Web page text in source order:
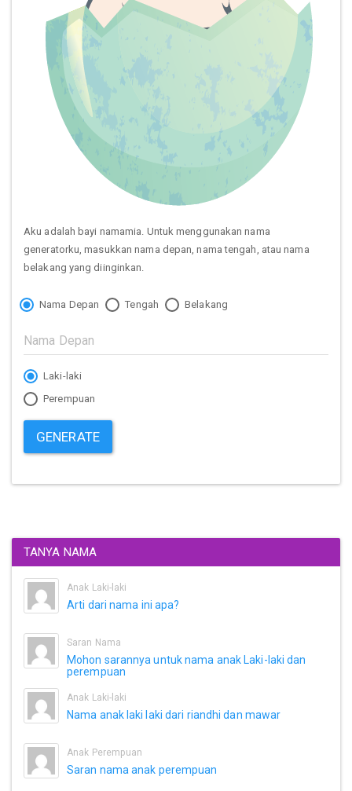
Aku adalah bayi namamia. Untuk menggunakan nama
generatorku, masukkan nama depan, nama tengah, atau nama
belakang yang diinginkan.
Nama Depan Tengah Belakang
Laki-laki
Perempuan
GENERATE
TANYA NAMA
Anak Laki-laki
Arti dari nama ini apa?
Saran Nama
Mohon sarannya untuk nama anak Laki-laki dan
perempuan
Anak Laki-laki
Nama anak laki laki dari riandhi dan mawar
Anak Perempuan
Saran nama anak perempuan